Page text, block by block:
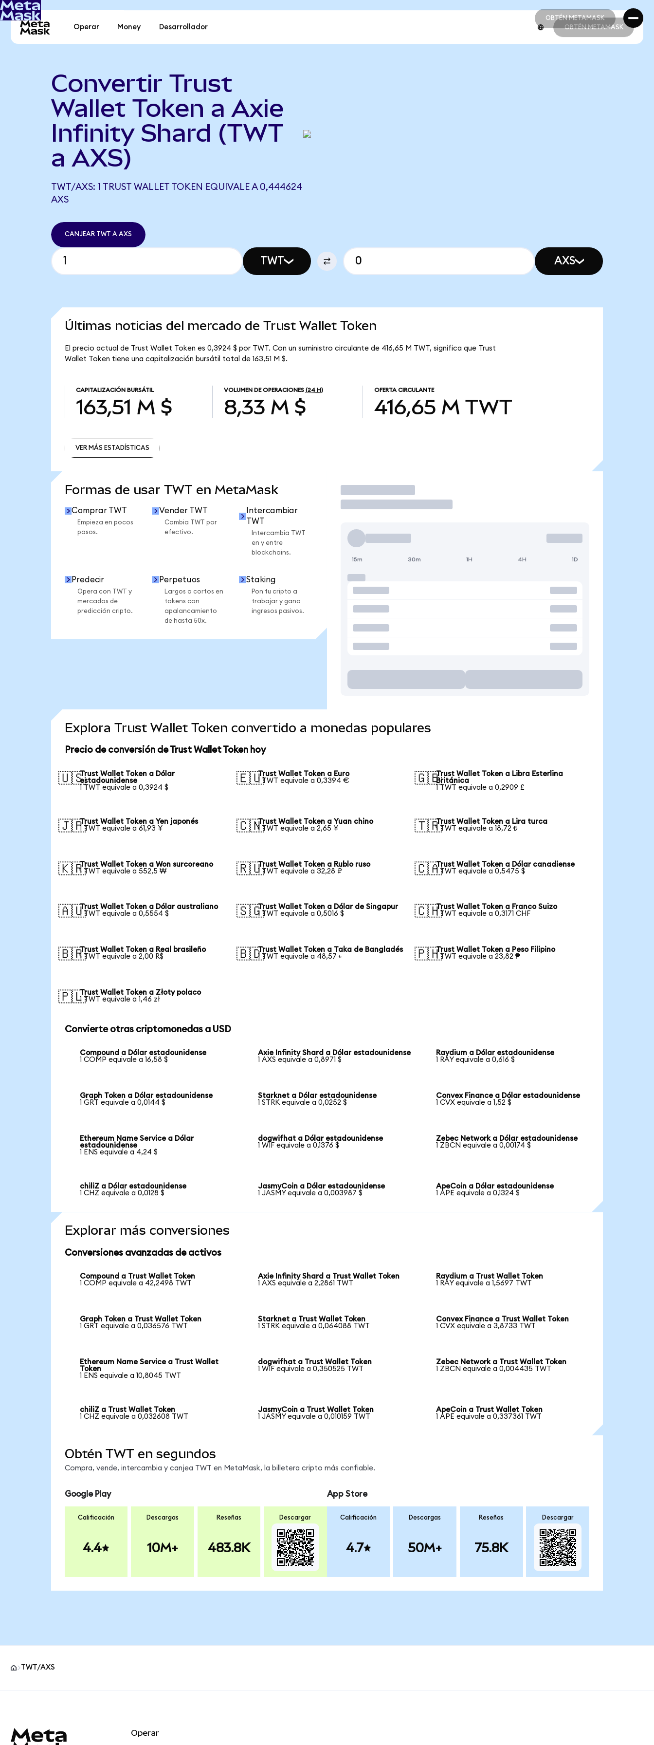
OBTÉN METAMASK
OBTÉN METAMASK
Operar Money Desarrollador OBTÉN METAMASK
Convertir Trust
Wallet Token a Axie
Infinity Shard (TWT
a AXS)
TWT/AXS: 1 TRUST WALLET TOKEN EQUIVALE A 0,444624
AXS
CANJEAR TWT A AXS
TWT AXS
Últimas noticias del mercado de Trust Wallet Token
El precio actual de Trust Wallet Token es 0,3924 $ por TWT. Con un suministro circulante de 416,65 M TWT, significa que Trust
Wallet Token tiene una capitalización bursátil total de 163,51 M $.
CAPITALIZACIÓN BURSÁTIL
163,51 M $
VOLUMEN DE OPERACIONES (24 H)
8,33 M $
OFERTA CIRCULANTE
416,65 M TWT
VER MÁS ESTADÍSTICAS
Formas de usar TWT en MetaMask
Comprar TWT
Empieza en pocos
pasos.
Vender TWT
Cambia TWT por
efectivo.
Intercambiar
TWT
Intercambia TWT
en y entre
blockchains.
Predecir
Opera con TWT y
mercados de
predicción cripto.
Perpetuos
Largos o cortos en
tokens con
apalancamiento
de hasta 50x.
Staking
Pon tu cripto a
trabajar y gana
ingresos pasivos.
Operar
15m 30m 1H 4H 1D
Explora Trust Wallet Token convertido a monedas populares
Precio de conversión de Trust Wallet Token hoy
🇺🇸Trust Wallet Token a Dólar
estadounidense
1 TWT equivale a 0,3924 $
🇪🇺Trust Wallet Token a Euro
1 TWT equivale a 0,3394 €
🇬🇧Trust Wallet Token a Libra Esterlina
Británica
1 TWT equivale a 0,2909 £
🇯🇵Trust Wallet Token a Yen japonés
1 TWT equivale a 61,93 ¥
🇨🇳Trust Wallet Token a Yuan chino
1 TWT equivale a 2,65 ¥
🇹🇷Trust Wallet Token a Lira turca
1 TWT equivale a 18,72 ₺
🇰🇷Trust Wallet Token a Won surcoreano
1 TWT equivale a 552,5 ₩
🇷🇺Trust Wallet Token a Rublo ruso
1 TWT equivale a 32,28 ₽
🇨🇦Trust Wallet Token a Dólar canadiense
1 TWT equivale a 0,5475 $
🇦🇺Trust Wallet Token a Dólar australiano
1 TWT equivale a 0,5554 $
🇸🇬Trust Wallet Token a Dólar de Singapur
1 TWT equivale a 0,5016 $
🇨🇭Trust Wallet Token a Franco Suizo
1 TWT equivale a 0,3171 CHF
🇧🇷Trust Wallet Token a Real brasileño
1 TWT equivale a 2,00 R$
🇧🇩Trust Wallet Token a Taka de Bangladés
1 TWT equivale a 48,57 ৳
🇵🇭Trust Wallet Token a Peso Filipino
1 TWT equivale a 23,82 ₱
🇵🇱Trust Wallet Token a Złoty polaco
1 TWT equivale a 1,46 zł
Convierte otras criptomonedas a USD
Compound a Dólar estadounidense
1 COMP equivale a 16,58 $
Axie Infinity Shard a Dólar estadounidense
1 AXS equivale a 0,8971 $
Raydium a Dólar estadounidense
1 RAY equivale a 0,616 $
Graph Token a Dólar estadounidense
1 GRT equivale a 0,0144 $
Starknet a Dólar estadounidense
1 STRK equivale a 0,0252 $
Convex Finance a Dólar estadounidense
1 CVX equivale a 1,52 $
Ethereum Name Service a Dólar
estadounidense
1 ENS equivale a 4,24 $
dogwifhat a Dólar estadounidense
1 WIF equivale a 0,1376 $
Zebec Network a Dólar estadounidense
1 ZBCN equivale a 0,00174 $
chiliZ a Dólar estadounidense
1 CHZ equivale a 0,0128 $
JasmyCoin a Dólar estadounidense
1 JASMY equivale a 0,003987 $
ApeCoin a Dólar estadounidense
1 APE equivale a 0,1324 $
Explorar más conversiones
Conversiones avanzadas de activos
Compound a Trust Wallet Token
1 COMP equivale a 42,2498 TWT
Axie Infinity Shard a Trust Wallet Token
1 AXS equivale a 2,2861 TWT
Raydium a Trust Wallet Token
1 RAY equivale a 1,5697 TWT
Graph Token a Trust Wallet Token
1 GRT equivale a 0,036576 TWT
Starknet a Trust Wallet Token
1 STRK equivale a 0,064088 TWT
Convex Finance a Trust Wallet Token
1 CVX equivale a 3,8733 TWT
Ethereum Name Service a Trust Wallet
Token
1 ENS equivale a 10,8045 TWT
dogwifhat a Trust Wallet Token
1 WIF equivale a 0,350525 TWT
Zebec Network a Trust Wallet Token
1 ZBCN equivale a 0,004435 TWT
chiliZ a Trust Wallet Token
1 CHZ equivale a 0,032608 TWT
JasmyCoin a Trust Wallet Token
1 JASMY equivale a 0,010159 TWT
ApeCoin a Trust Wallet Token
1 APE equivale a 0,337361 TWT
Obtén TWT en segundos
Compra, vende, intercambia y canjea TWT en MetaMask, la billetera cripto más confiable.
Google Play
Calificación
4.4
Descargas
10M+
Reseñas
483.8K
Descargar
App Store
Calificación
4.7
Descargas
50M+
Reseñas
75.8K
Descargar
TWT/AXS
Operar